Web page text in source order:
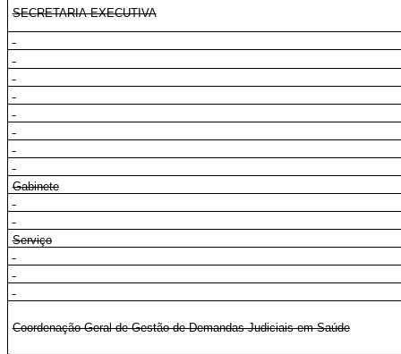
SECRETARIA-EXECUTIVA
Gabinete
Serviço
Coordenação-Geral de Gestão de Demandas Judiciais em Saúde